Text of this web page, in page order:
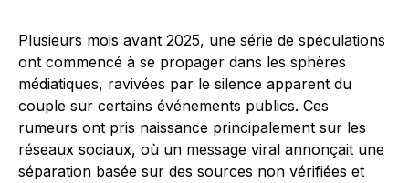
Plusieurs mois avant 2025, une série de spéculations
ont commencé à se propager dans les sphères
médiatiques, ravivées par le silence apparent du
couple sur certains événements publics. Ces
rumeurs ont pris naissance principalement sur les
réseaux sociaux, où un message viral annonçait une
séparation basée sur des sources non vérifiées et